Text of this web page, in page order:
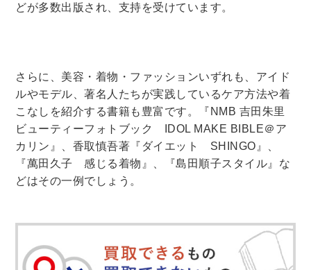
どが多数出版され、支持を受けています。
さらに、美容・着物・ファッションいずれも、アイド
ルやモデル、著名人たちが実践しているケア方法や着
こなしを紹介する書籍も豊富です。『 NMB 吉田朱里
ビューティーフォトブック
IDOL MAKE BIBLE＠ア
カリン』、香取慎吾著『ダイエット SHINGO 』、
『萬田久子 感じる着物』、『島田順子スタイル』な
どはその一例でしょう。